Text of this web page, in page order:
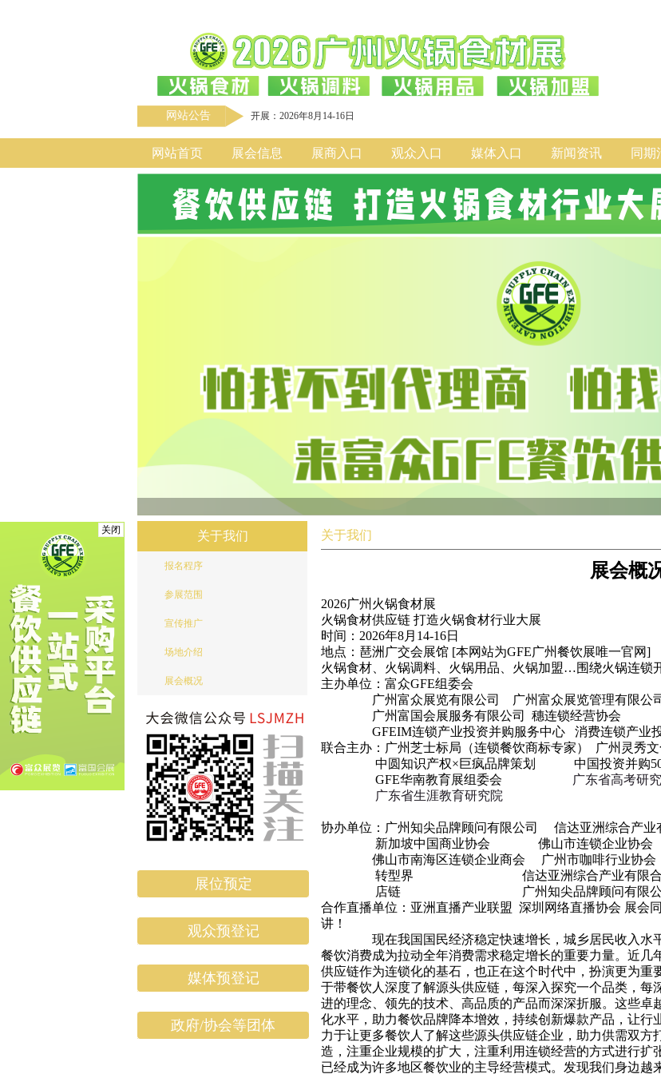
网站公告 开展：2026年8月14-16日
网站首页 展会信息 展商入口 观众入口 媒体入口 新闻资讯 同期
关于我们
报名程序
参展范围
宣传推广
场地介绍
展会概况
展位预定
观众预登记
媒体预登记
政府/协会等团体
关于我们
展会概
2026广州火锅食材展
火锅食材供应链 打造火锅食材行业大展
时间：2026年8月14-16日
地点：琶洲广交会展馆 [本网站为GFE广州餐饮展唯一官网]
火锅食材 、火锅调料 火锅用品、火锅加盟…围绕火锅连锁
主办单位：富众GFE组委会
广州富众展览有限公司 广州富众展览管理
广州富国会展服务有限公司 穗连锁经营协会
GFEIM连锁产业投资并购服务中心 消费连锁产业投
联合主办：广州芝士标局（连锁餐饮商标专家） 广州灵秀文
中圆知识产权×巨疯品牌策划 中国投资并购50
GFE华南教育展组委会
广东省高考研究
广东省生涯教育研究院
协办单位：广州知尖品牌顾问有限公司 信达亚洲综合产业
新加坡中国商业协会 佛山市连锁企业协会
佛山市南海区连锁企业商会 广州市咖啡行业协会
转型界 信达亚洲综合产业有限合伙
店链 广州知尖品牌顾问有限公
合作直播单位：亚洲直播产业联盟 深圳网络直播协会 展会
讲！
现在我国国民经济稳定快速增长，城乡居民收入水平
餐饮消费成为拉动全年消费需求稳定增长的重要力量。近
供应链作为连锁化的基石，也正在这个时代中，扮演更为重
于带餐饮人深度了解源头供应链，每深入探究一个品类，
进的理念、领先的技术、高品质的产品而深深折服。这些
化水平，助力餐饮品牌降本增效，持续创新爆款产品，让行
力于让更多餐饮人了解这些源头供应链企业，助力供需双
造，注重企业规模的扩大，注重利用连锁经营的方式进行
已经成为许多地区餐饮业的主导经营模式。发现我们身边越
关闭